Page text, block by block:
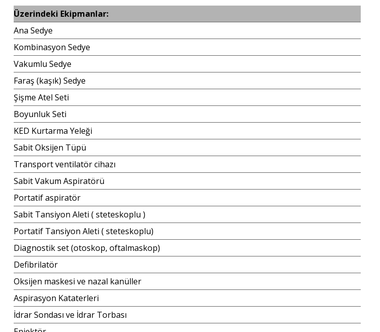
Üzerindeki Ekipmanlar:
Ana Sedye
Kombinasyon Sedye
Vakumlu Sedye
Faraş (kaşık) Sedye
Şişme Atel Seti
Boyunluk Seti
KED Kurtarma Yeleği
Sabit Oksijen Tüpü
Transport ventilatör cihazı
Sabit Vakum Aspiratörü
Portatif aspiratör
Sabit Tansiyon Aleti ( steteskoplu )
Portatif Tansiyon Aleti ( steteskoplu)
Diagnostik set (otoskop, oftalmaskop)
Defibrilatör
Oksijen maskesi ve nazal kanüller
Aspirasyon Kataterleri
İdrar Sondası ve İdrar Torbası